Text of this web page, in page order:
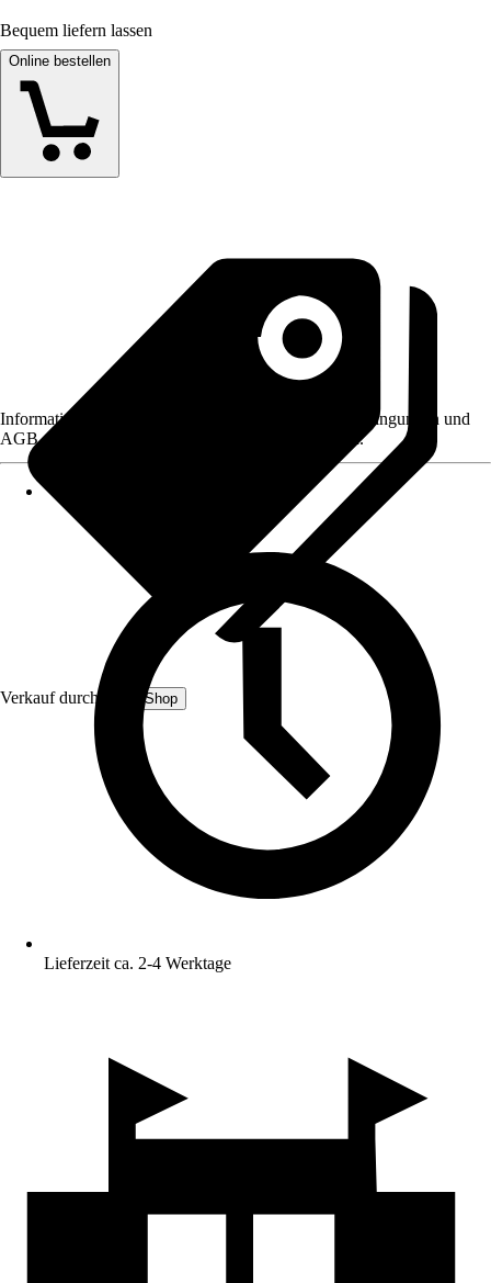
Bequem liefern lassen
Online bestellen
Verkauf durch: Boni-Shop
Informationen des Verkäufers, wie z. B. Rückgabebedingungen und
AGB, finden Sie bei Klick auf den Verkäufernamen.
Lieferzeit ca. 2-4 Werktage